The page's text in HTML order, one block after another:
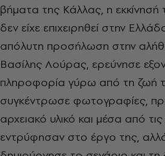
βήματα της Κάλλας, η
δεν είχε επιχειρηθεί στην
απόλυτη προσήλωση στην
Βασίλης Λούρας, ερεύνησε
πληροφορία γύρω από τη ζωή
συγκέντρωσε φωτογραφίες,
αρχειακό υλικό και μέσα από
εντρύφησαν στο έργο της, αλλά